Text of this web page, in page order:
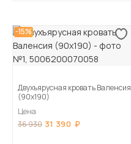
-15%
Двухъярусная кровать Валенсия
(90х190)
Цена
36 930 31 390